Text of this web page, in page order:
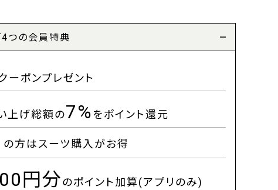
4つの会員特典
ーポンプレゼント
上げ総額の7%をポイント還元
の方はスーツ購入がお得
円分のポイント加算(アプリのみ)